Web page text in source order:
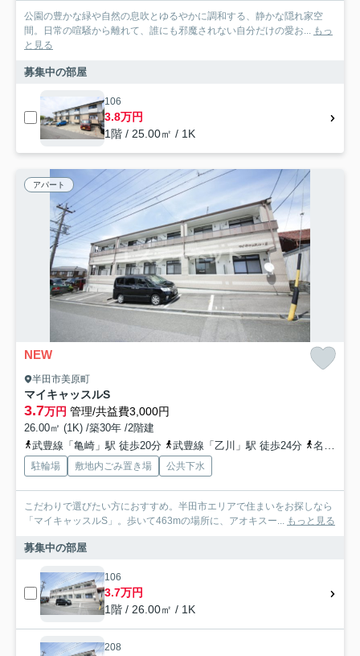
公園の豊かな緑や自然の息吹とゆるやかに調和する、静かな隠れ家空
間。日常の喧騒から離れて、誰にも邪魔されない自分だけの愛お...
もっ
と見る
募集中の部屋
106
3.8万円
1階 / 25.00㎡ / 1K
アパート
NEW
半田市美原町
マイキャッスルS
3.7万円 管理/共益費3,000円
26.00㎡ (1K) /築30年 /2階建
武豊線「亀崎」駅 徒歩20分
武豊線「乙川」駅 徒歩24分 名鉄河和線「植大」駅 徒歩38分
駐輪場 敷地内ごみ置き場 公共下水
こだわりで選びたい方におすすめ。半田市エリアで住まいをお探しなら
「マイキャッスルS」。歩いて463mの場所に、アオキスー...
もっと見る
募集中の部屋
106
3.7万円
1階 / 26.00㎡ / 1K
208